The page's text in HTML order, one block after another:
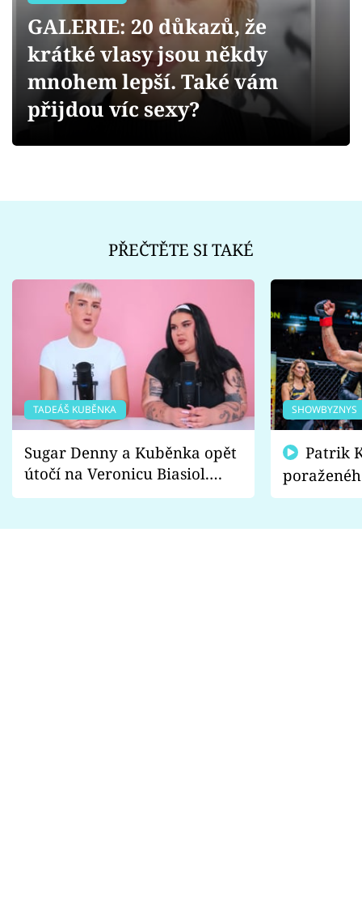
Videa
Sledujte prima+
GALERIE: 20 důkazů, že
krátké vlasy jsou někdy
mnohem lepší. Také vám
přijdou víc sexy?
PŘEČTĚTE SI TAKÉ
TADEÁŠ KUBĚNKA
Sugar Denny a Kuběnka opět
útočí na Veronicu Biasiol.
Proč je podle nich falešná a
SHOWBYZNYS
fanoušci